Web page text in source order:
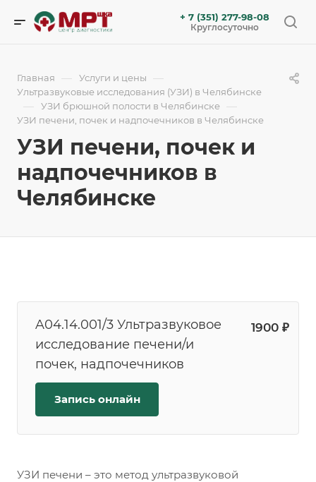
+ 7 (351) 277-98-08
Круглосуточно
Главная — Услуги и цены —
Ультразвуковые исследования (УЗИ) в Челябинске
— УЗИ брюшной полости в Челябинске —
УЗИ печени, почек и надпочечников в Челябинске
УЗИ печени, почек и
надпочечников в
Челябинске
A04.14.001/3 Ультразвуковое
исследование печени/и
почек, надпочечников
1900 ₽
Запись онлайн
УЗИ печени – это метод ультразвуковой